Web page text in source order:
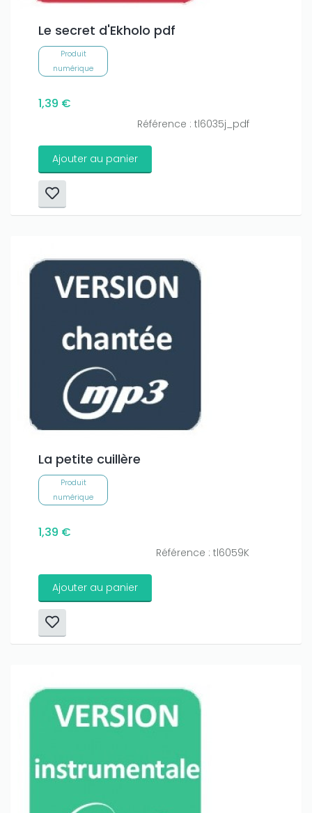
Le secret d'Ekholo pdf
Produit
numérique
1,39 €
Référence : tl6035j_pdf
Ajouter au panier
La petite cuillère
Produit
numérique
1,39 €
Référence : tl6059K
Ajouter au panier